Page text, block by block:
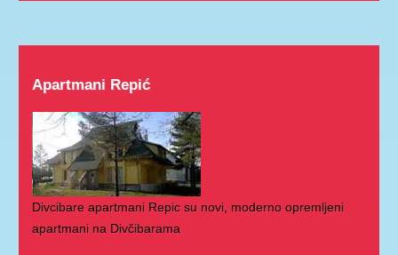
Apartmani Repić
Divcibare apartmani Repic su novi, moderno opremljeni
apartmani na Divčibarama